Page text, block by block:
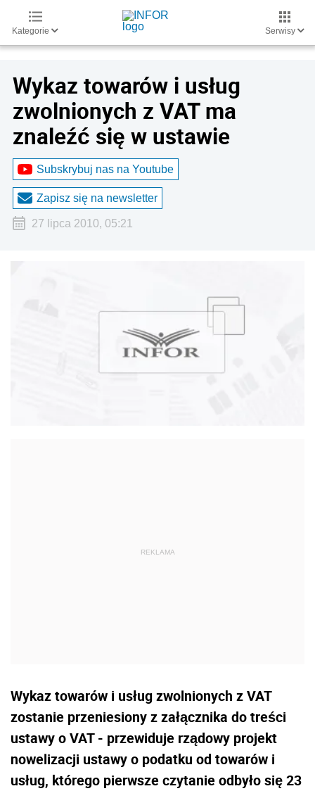
Kategorie Serwisy
Wykaz towarów i usług
zwolnionych z VAT ma
znaleźć się w ustawie
Subskrybuj nas na Youtube
Zapisz się na newsletter
27 lipca 2010, 05:21
Wykaz towarów i usług zwolnionych z VAT
zostanie przeniesiony z załącznika do treści
ustawy o VAT - przewiduje rządowy projekt
nowelizacji ustawy o podatku od towarów i
usług, którego pierwsze czytanie odbyło się 23